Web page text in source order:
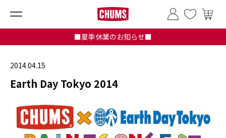
■夏季休業のお知らせ■
2014.04.15
Earth Day Tokyo 2014